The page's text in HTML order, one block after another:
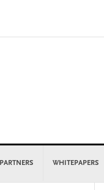
PARTNERS WHITEPAPERS